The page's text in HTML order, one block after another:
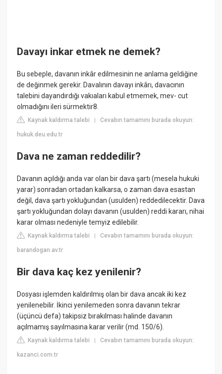
Davayı inkar etmek ne demek?
Bu sebeple, davanın inkâr edilmesinin ne anlama geldiğine
de değinmek gerekir. Davalının davayı inkârı, davacının
talebini dayandırdığı vakıaları kabul etmemek, mev- cut
olmadığını ileri sürmektir8.
Kaynak kaldırma talebi |Cevabın tamamını burada okuyun:
hukuk.deu.edu.tr
Dava ne zaman reddedilir?
Davanın açıldığı anda var olan bir dava şartı (mesela hukuki
yarar) sonradan ortadan kalkarsa, o zaman dava esastan
değil, dava şartı yokluğundan (usulden) reddedilecektir. Dava
şartı yokluğundan dolayı davanın (usulden) reddi kararı, nihai
karar olması nedeniyle temyiz edilebilir.
Kaynak kaldırma talebi |Cevabın tamamını burada okuyun:
barandogan.av.tr
Bir dava kaç kez yenilenir?
Dosyası işlemden kaldırılmış olan bir dava ancak iki kez
yenilenebilir. İkinci yenilemeden sonra davanın tekrar
(üçüncü defa) takipsiz bırakılması halinde davanın
açılmamış sayılmasına karar verilir (md. 150/6).
Kaynak kaldırma talebi |Cevabın tamamını burada okuyun:
kazanci.com.tr